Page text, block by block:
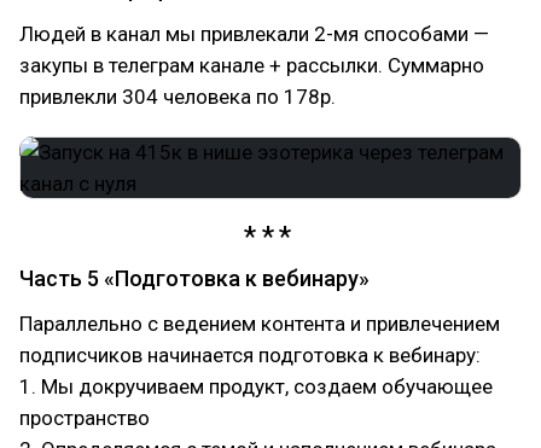
Людей в канал мы привлекали 2-мя способами —
закупы в телеграм канале + рассылки. Cуммарно
привлекли 304 человека по 178р.
Часть 5 «Подготовка к вебинару»
Параллельно с ведением контента и привлечением
подписчиков начинается подготовка к вебинару:
1. Мы докручиваем продукт, создаем обучающее
пространство